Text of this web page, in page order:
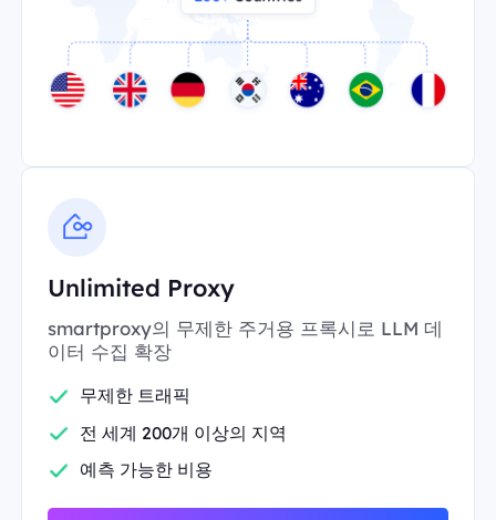
Unlimited Proxy
smartproxy의 무제한 주거용 프록시로 LLM 데
이터 수집 확장
무제한 트래픽
전 세계 200개 이상의 지역
예측 가능한 비용